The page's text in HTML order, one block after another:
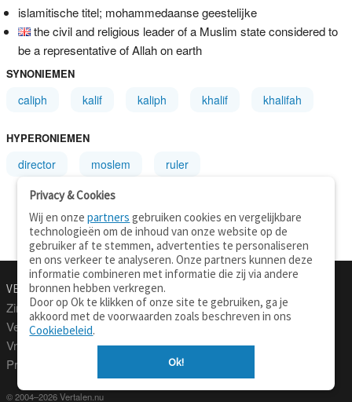
islamitische titel; mohammedaanse geestelijke
the civil and religious leader of a Muslim state considered to
be a representative of Allah on earth
SYNONIEMEN
caliph kalif kaliph khalif khalifah
HYPERONIEMEN
director moslem ruler
VERTALEN.NU
Zinnen vertalen
Verklarend woordenboek
Vraagbaak
Professionele vertaling
© 2004–2026 Vertalen.nu
Over deze site
Privacy
Privacy & Cookies
Wij en onzepartners gebruiken cookies en vergelijkbare
technologieën om de inhoud van onze website op de
gebruiker af te stemmen, advertenties te personaliseren
en ons verkeer te analyseren. Onze partners kunnen deze
informatie combineren met informatie die zij via andere
bronnen hebben verkregen.
Door op Ok te klikken of onze site te gebruiken, ga je
akkoord met de voorwaarden zoals beschreven in ons
Cookiebeleid.
Ok!